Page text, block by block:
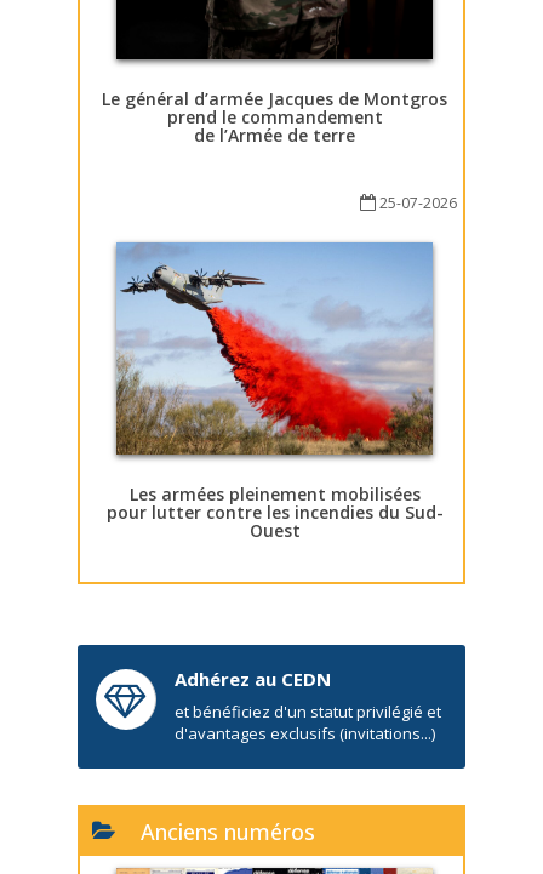
Le général d’armée Jacques de Montgros
prend le commandement
de l’Armée de terre
25-07-2026
Les armées pleinement mobilisées
pour lutter contre les incendies du Sud-
Ouest
Adhérez au CEDN
et bénéficiez d'un statut privilégié et
d'avantages exclusifs (invitations...)
Anciens numéros